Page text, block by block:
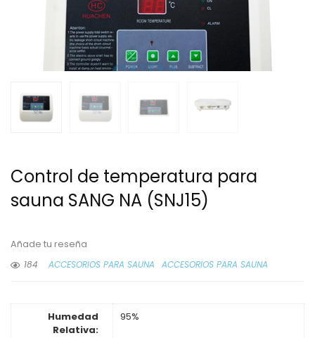
Control de temperatura para
sauna SANG NA (SNJ15)
Añade tu reseña
184
ACCESORIOS PARA SAUNA ACCESORIOS PARA SAUNA
Humedad
Relativa:
95%